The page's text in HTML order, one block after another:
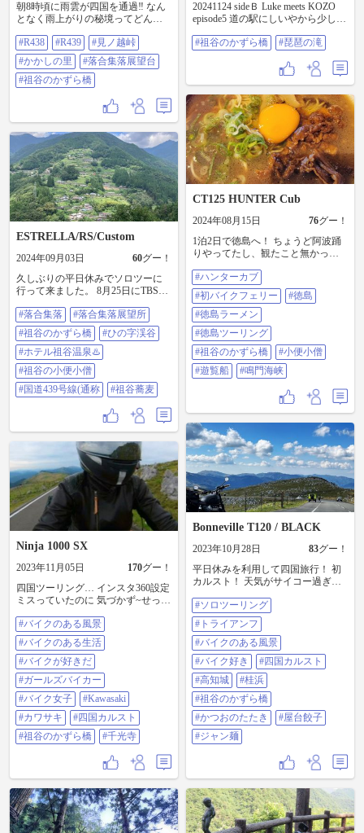
x.com/hdtokushima (Facebook) ハーレ
ーダビッドソン徳島 (threads)
threads.net/@hd_tokushima (Blog)
ameblo.jp/hd-tokushima (HD徳島Web)
harleydavidson-tokushima.com ◆🆕パ
スポートtoフリーダム免許サポー
ト！（12/27まで） 全モデル10万円
🉐【アウトレットセール】ウェア
【メカニック募集中】 ハーレーデ
ィーラーメカニックのノウハウを
教えます。 🚨安全安心のために車
検/点検/修理/カスタムのご用命は分
解整備も行える認証工場の当店へ
🛠️ 🚨徳島県でただ1人のHD正規デ
ィーラーメカニック最高峰マスタ
ー取得者在籍店なので安心してお
のためにも正規ディーラーの当店
で車検点検お受けください🧰 🚨中
古車購入も正規ディーラーが安心
です🫡 #ハーレーダビッドソン徳島
#カスタム承ります #車検は正規デ
#ハーレーダビッドソン #ハーレー
#徳島ハーレー #ハーレー徳島
#harley #harleydavidson
#harleydavidson徳島 #hdtokushima
#hd_tokushima #ハーレーのある生活
#ハーレーでストレス発散 #オート
バイ #バイク #ツーリング #徳島 #
四国 #カスタム #mjバイク #グーバ
x.com/hdtokushima (Facebook) ハーレ
ーダビッドソン徳島 (threads)
threads.net/@hd_tokushima (Blog)
ameblo.jp/hd-tokushima (HD徳島Web)
スポートtoフリーダム免許サポー
（Xモデルは5万円）サポート！ ◆
🉐【アウトレットセール】ウェア
とパーツ50〜70%OFFあり！ ◆👨‍🔧
【メカニック募集中】 ハーレーデ
ィーラーメカニックのノウハウを
教えます。 🚨安全安心のために車
検/点検/修理/カスタムのご用命は分
解整備も行える認証工場の当店へ
ィーラーメカニック最高峰マスタ
ー取得者在籍店なので安心してお
任せください👨‍🔧 🚨新車保証適用
のためにも正規ディーラーの当店
で車検点検お受けください🧰 🚨中
です🫡 #ハーレーダビッドソン徳島
#カスタム承ります #車検は正規デ
ィーラーが安心 #メカニック募集中
#ハーレーダビッドソン #ハーレー
#徳島ハーレー #ハーレー徳島
#harley #harleydavidson
#harleydavidson徳島 #hdtokushima
#hd_tokushima #ハーレーのある生活
#ハーレーでストレス発散 #オート
バイ #バイク #ツーリング #徳島 #
四国 #カスタム #mjバイク #グーバ
イク
朝8時頃に雨雲が四国を通過‼️ なん
となく雨上がりの秘境ってどんな
橋まで行ってみることに… 川井峠
までは山間部によくある霧💦まだ
視界良好❗ 見ノ越峠辺りはもう真っ
白けどトンネル抜けたら霧が晴れ
落展望台まで🏍途中にかかしの里
で溶け込んだ…@115979 さんの真
雨☔覚悟で行ったけど、曇天の祖谷
渓もなかなか良かった😁 #R438
#R439 #見ノ越峠 #かかしの里 #落合
集落展望台 #祖谷のかずら橋
#R438 #R439
#見ノ越峠
#かかしの里
#落合集落展望台
#祖谷のかずら橋
20241124 sideＢ Luke meets KOZO
episode5 道の駅にしいやから少し走
では橋しかないような感じだが、
どこが三大秘境やねん？ といいた
くなるが、貴重な観光資源 橋の通
行料は500円 4枚めの写真のとお
り、結構スリリング 渡って良し、
遠目に見て良し 充実の観光名所で
はないか? 少し離れた場所にある琵
琶の滝も要チェック #祖谷のかずら
橋 #琵琶の滝
#祖谷のかずら橋 #琵琶の滝
ESTRELLA/RS/Custom
2024年09月03日 60グー！
久しぶりの平日休みでソロツーに
行って来ました。 8月25日にTBS系
米津玄師が登場。 幼少期は祖父の
家に行くのが楽しみで仕方なかっ
たとコメント。 名曲である
LEMOM は祖父の逝去から生まれ
たともコメント。 テレビ画面に映
し出された祖父の家が有るらしき
徳島県の原風景は、徳島県三好市
東祖谷山村落合の落合集落でし
た。 間違い(引用)とは思ったが、急
に行ってみたくなり今日のソロツ
集落展望所 #祖谷のかずら橋 #ひの
字渓谷 #ホテル祖谷温泉♨️ #祖谷の
小便小僧 #国道439号線(通称 与作)
#祖谷蕎麦
#落合集落
#落合集落展望所
#祖谷のかずら橋
#ひの字渓谷
#ホテル祖谷温泉♨️
#祖谷の小便小僧
#国道439号線(通称
#祖谷蕎麦
CT125 HUNTER Cub
2024年08月15日 76グー！
1泊2日で徳島へ！ ちょうど阿波踊
りやってたし、観たこと無かった
分南海トラフビビってる人多いん
かして、お盆でもホテル空いてた
(笑) ハンターカブで嫁とタンデムで
行ったんですけどお尻が200個位に
割れたんちゃうか？って思うほど
痛かった(泣) ハンターカブでロング
ツーリングしてる人尊敬します。
大阪から和歌山のフェリー乗り場
まで約2時間。 徳島着いて祖谷のか
ずら橋まで2時間半。 祖谷周辺観光
してホテルまで2時間半。 距離見る
ん忘れてたけど、ホンマしんどか
ったー！ また1人やったらもうちょ
いマシなんやろけど嫁後ろに乗せ
てるからも一つしんどかった(笑) ホ
ンマは四国カルストとか行きたか
ったんですけど、流石に無理。 夜
は阿波踊り観に行ったんやけど、
凄い迫力！ 正直盆踊り的な感じで
ゆったり踊ってるんやろなーって
思ってたんやけど全然違う！ 激し
い踊りや色々なチームで踊りも全
然違う。 正直観に来てホンマ良か
た。 2日目は鳴門海峡大橋行って時
間的にナルト(渦潮)は観れなかった
けと海眺めれて良かった。 徳島ラ
ーメン食べて終了！ 13時20分のフ
ェリー逃したら次は16時なので昼
で帰りました。 夏のツーリングっ
てホンマ暑いし大変！ 皆さん尊敬
します！ #ハンターカブ #初バイク
フェリー #徳島 #徳島ラーメン #徳
島ツーリング #祖谷のかずら橋 #小
便小僧 #遊覧船 #鳴門海峡
#ハンターカブ
#初バイクフェリー
#徳島
#徳島ラーメン
#徳島ツーリング
#祖谷のかずら橋
#小便小僧
#遊覧船
#鳴門海峡
Ninja 1000 SX
2023年11月05日 170グー！
四国ツーリング… インスタ360設定
ミスっていたのに 気づかず~せっか
…😩 かずら橋はわりと余裕で渡っ
たよ😃 千光寺で出逢ったさくら猫
のニャン めっちゃ可愛い #バイク
のある風景 #バイクのある生活 #バ
イクが好きだ #ガールズバイカー #
バイク女子 #Kawasaki #カワサキ #
四国カルスト #祖谷のかずら橋 #千
光寺
#バイクのある風景
#バイクのある生活
#バイクが好きだ
#ガールズバイカー
#バイク女子
#Kawasaki
#カワサキ
#四国カルスト
#祖谷のかずら橋
#千光寺
Bonneville T120 / BLACK
2023年10月28日 83グー！
平日休みを利用して四国旅行！ 初
カルスト！ 天気がサイコー過ぎて
様グルメも楽しめたし、また行き
たい！ #ソロツーリング #トライア
ンフ #バイクのある風景 #バイク好
き #四国カルスト #高知城 #桂浜 #
祖谷のかずら橋 #かつおのたたき #
屋台餃子 #ジャン麺
#ソロツーリング
#トライアンフ
#バイクのある風景
#バイク好き
#四国カルスト
#高知城
#桂浜
#祖谷のかずら橋
#かつおのたたき
#屋台餃子
#ジャン麺